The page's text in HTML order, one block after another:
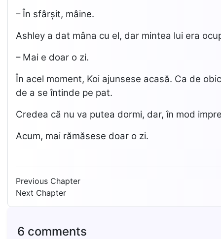
– În sfârșit, mâine.
Ashley a dat mâna cu el, dar mintea lui era
– Mai e doar o zi.
În acel moment, Koi ajunsese acasă. Ca de
de a se întinde pe pat.
Credea că nu va putea dormi, dar, în mod
Acum, mai rămăsese doar o zi.
Previous Chapter
Next Chapter
6 comments